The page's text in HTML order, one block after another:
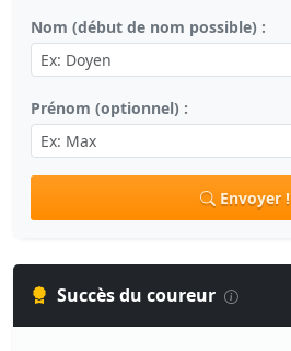
Nom (début de nom possible) :
Prénom (optionnel) :
Envoyer !
Succès du coureur